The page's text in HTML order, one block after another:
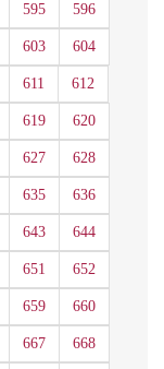
595 596
603 604
611 612
619 620
627 628
635 636
643 644
651 652
659 660
667 668